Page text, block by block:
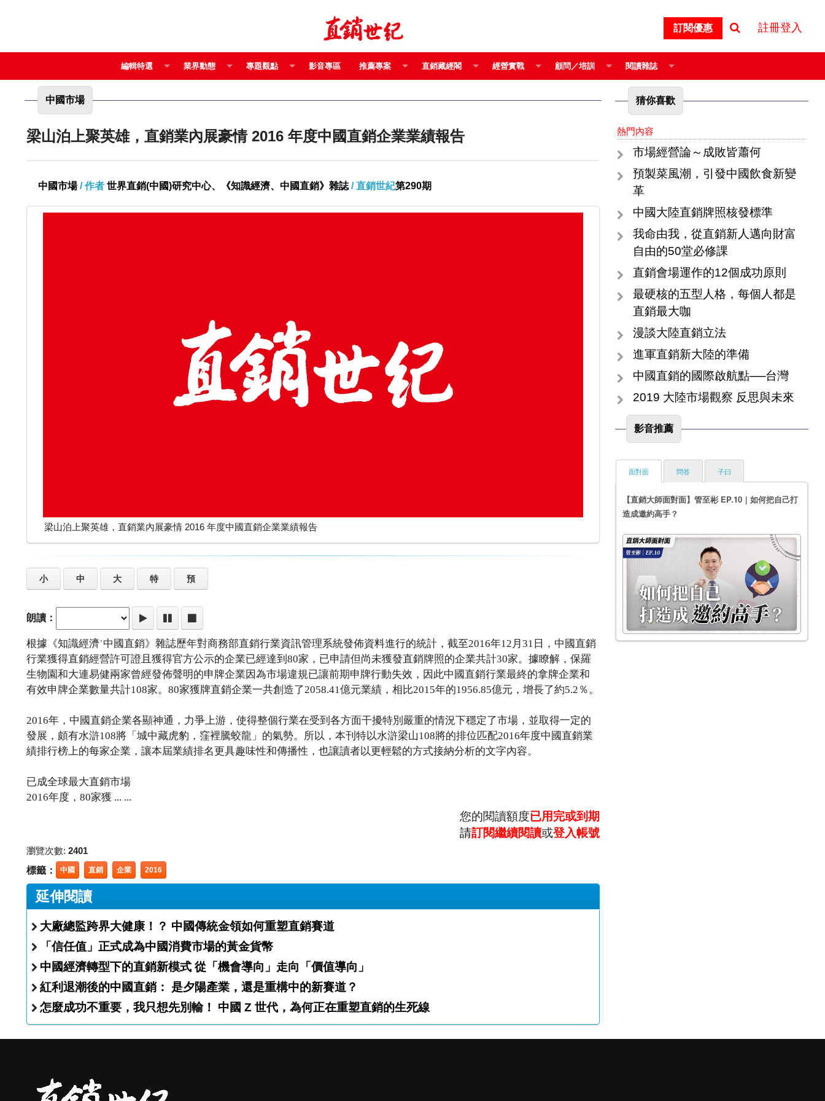
訂閱優惠 註冊登入
編輯特選 業界動態 專題觀點 影音專區 推薦專案 直銷藏經閣 經營實戰 顧問／培訓 閱讀雜誌
中國市場
梁山泊上聚英雄，直銷業內展豪情 2016 年度中國直銷企業業績報告
中國市場/ 作者 世界直銷(中國)研究中心、《知識經濟、中國直銷》雜誌 / 直銷世紀第290期
梁山泊上聚英雄，直銷業內展豪情 2016 年度中國直銷企業業績報告
小 中 大 特 預
朗讀：
根據《知識經濟˙中國直銷》雜誌歷年對商務部直銷行業資訊管理系統發佈資料進行的統計，截至2016年12月31日，中國直銷
行業獲得直銷經營許可證且獲得官方公示的企業已經達到80家，已申請但尚未獲發直銷牌照的企業共計30家。據瞭解，保羅
生物園和大連易健兩家曾經發佈聲明的申牌企業因為市場違規已讓前期申牌行動失效，因此中國直銷行業最終的拿牌企業和
有效申牌企業數量共計108家。80家獲牌直銷企業一共創造了2058.41億元業績，相比2015年的1956.85億元，增長了約5.2％。
2016年，中國直銷企業各顯神通，力爭上游，使得整個行業在受到各方面干擾特別嚴重的情況下穩定了市場，並取得一定的
發展，頗有水滸108將「城中藏虎豹，窪裡騰蛟龍」的氣勢。所以，本刊特以水滸梁山108將的排位匹配2016年度中國直銷業
績排行榜上的每家企業，讓本屆業績排名更具趣味性和傳播性，也讓讀者以更輕鬆的方式接納分析的文字內容。
已成全球最大直銷市場
2016年度，80家獲 ... ...
您的閱讀額度已用完或到期
請訂閱繼續閱讀或登入帳號
瀏覽次數: 2401
標籤： 中國 直銷 企業 2016
延伸閱讀
大廠總監跨界大健康！？ 中國傳統金領如何重塑直銷賽道
「信任值」正式成為中國消費市場的黃金貨幣
中國經濟轉型下的直銷新模式 從「機會導向」走向「價值導向」
紅利退潮後的中國直銷： 是夕陽產業，還是重構中的新賽道？
怎麼成功不重要，我只想先別輸！ 中國 Z 世代，為何正在重塑直銷的生死線
猜你喜歡
熱門內容
市場經營論～成敗皆蕭何
預製菜風潮，引發中國飲食新變
革
中國大陸直銷牌照核發標準
我命由我，從直銷新人邁向財富
自由的50堂必修課
直銷會場運作的12個成功原則
最硬核的五型人格，每個人都是
直銷最大咖
漫談大陸直銷立法
進軍直銷新大陸的準備
中國直銷的國際啟航點──台灣
2019 大陸市場觀察 反思與未來
影音推薦
面對面
【直銷大師面對面】管至彬 EP.10｜如何把自己打
造成邀約高手？
問答 子曰